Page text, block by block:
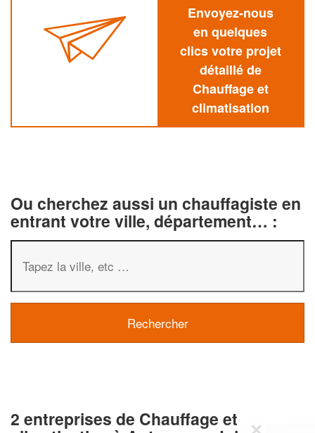
Envoyez-nous
en quelques
clics votre projet
détaillé de
Chauffage et
climatisation
Ou cherchez aussi un chauffagiste en
entrant votre ville, département… :
2 entreprises de Chauffage et